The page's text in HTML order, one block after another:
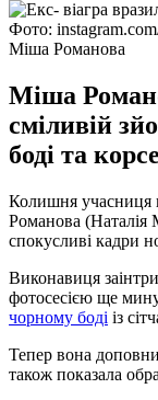
Фото:
Міша Романова
Міша
сміливій
боді та
Колишня учасниця
Романова (Наталія
спокусливі кадри
Виконавиця
фотосесією ще
чорному боді із
Тепер вона
також показала